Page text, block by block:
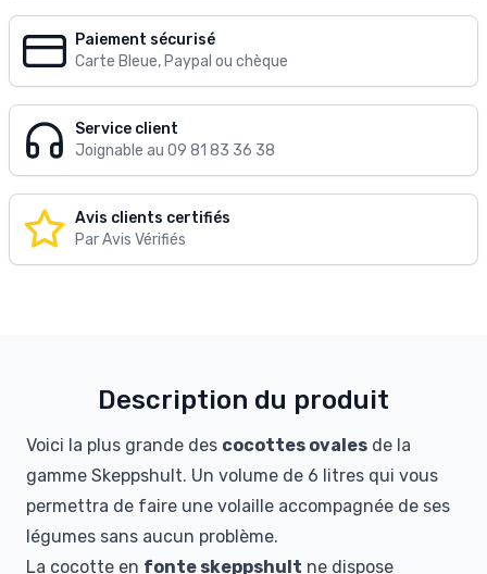
Paiement sécurisé
Carte Bleue, Paypal ou chèque
Service client
Joignable au 09 81 83 36 38
Avis clients certifiés
Par Avis Vérifiés
Description du produit
Voici la plus grande des cocottes ovales de la
gamme Skeppshult. Un volume de 6 litres qui vous
permettra de faire une volaille accompagnée de ses
légumes sans aucun problème.
La cocotte en fonte skeppshult ne dispose